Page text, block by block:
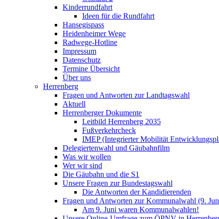
Kinderrundfahrt
Ideen für die Rundfahrt
Hansegispass
Heidenheimer Wege
Radwege-Hotline
Impressum
Datenschutz
Termine Übersicht
Über uns
Herrenberg
Fragen und Antworten zur Landtagswahl
Aktuell
Herrenberger Dokumente
Leitbild Herrenberg 2035
Fußverkehrcheck
IMEP (Integrierter Mobilität
Delegiertenwahl und Gäubahnfilm
Was wir wollen
Wer wir sind
Die Gäubahn und die S1
Unsere Fragen zur Bundestagswahl
Die Antworten der Kandidierenden
Fragen und Antworten zur Kommunalwahl (9.
Am 9. Juni waren Kommunalwahlen!